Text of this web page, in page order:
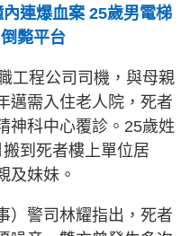
連爆血案 25歲男電梯
斃平台
工程公司司機，與母親
邁需入住老人院，死者
神科中心覆診。25歲姓
到死者樓上單位居
及妹妹。
）警司林耀指出，死者